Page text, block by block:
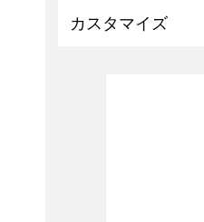
カスタマイズ